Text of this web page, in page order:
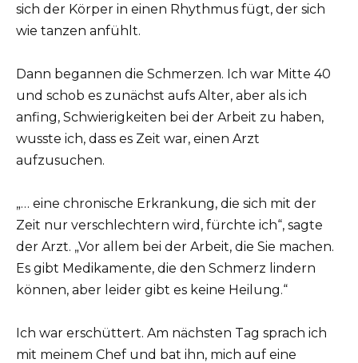
sich der Körper in einen Rhythmus fügt, der sich
wie tanzen anfühlt.
Dann begannen die Schmerzen. Ich war Mitte 40
und schob es zunächst aufs Alter, aber als ich
anfing, Schwierigkeiten bei der Arbeit zu haben,
wusste ich, dass es Zeit war, einen Arzt
aufzusuchen.
„… eine chronische Erkrankung, die sich mit der
Zeit nur verschlechtern wird, fürchte ich“, sagte
der Arzt. „Vor allem bei der Arbeit, die Sie machen.
Es gibt Medikamente, die den Schmerz lindern
können, aber leider gibt es keine Heilung.“
Ich war erschüttert. Am nächsten Tag sprach ich
mit meinem Chef und bat ihn, mich auf eine